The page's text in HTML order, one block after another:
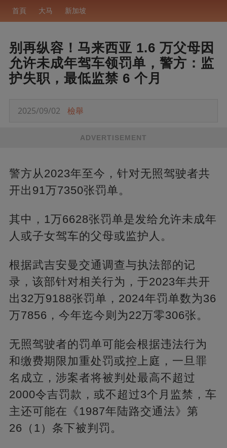
首頁 大马 新加坡
别再纵容！马来西亚 1.6 万父母因
允许未成年驾车领罚单，警方：监
护失职，最低监禁 6 个月
2025/09/02 檢舉
ADVERTISEMENT
警方从2023年至今，针对无照驾驶者共
开出91万7350张罚单。
其中，1万6628张罚单是发给允许未成年
人或子女驾车的父母或监护人。
根据武吉安曼交通调查与执法部的记
录，该部针对相关行为，于2023年共开
出32万9188张罚单，2024年罚单数为36
万7856，今年迄今则为22万零306张。
无照驾驶者的罚单可能会根据违法行为
和缴费期限加重处罚或控上庭，一旦罪
名成立，涉案者将被判处最高不超过
2000令吉罚款，或不超过3个月监禁，车
主还可能在《1987年陆路交通法》第
26（1）条下被判罚。